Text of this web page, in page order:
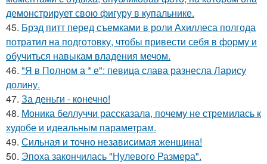
демонстрирует свою фигуру в купальнике.
45. Брэд питт перед съемками в роли Ахиллеса полгода
потратил на подготовку, чтобы привести себя в форму и
обучиться навыкам владения мечом.
46. "Я в Полном а * е": певица слава разнесла Ларису
долину.
47. За деньги - конечно!
48. Моника беллуччи рассказала, почему не стремилась к
худобе и идеальным параметрам.
49. Сильная и точно независимая женщина!
50. Эпоха закончилась "Нулевого Размера".